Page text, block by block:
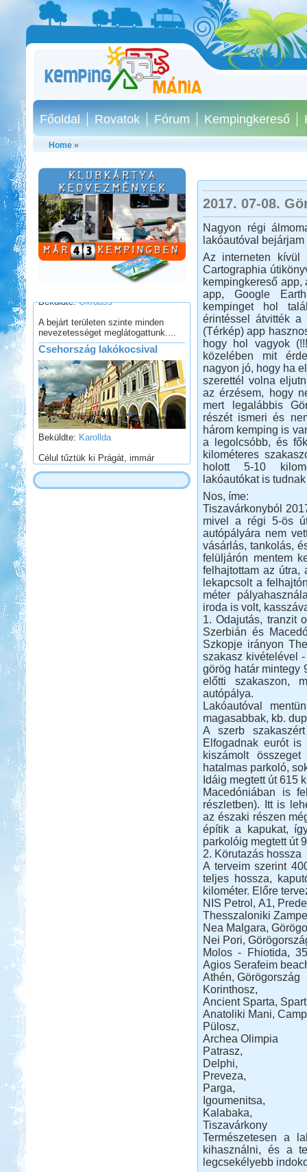
Főoldal Rovatok Fórum Kempingkereső
Home »
Kilenc hét lakóautóval
Norvégiában
nevezetességet meglátogattunk....
Csehország lakókocsival
Beküldte:Karollda
Célul tűztük ki Prágát, immár
lakókocsival...
Francia Nagykörút
2017. 07-08.
Nagyon régi
lakóautóval
Az interneten kívül
Cartographia
kempingkereső
app, Google
kempinget hol
érintéssel átvitték
(Térkép) app
hogy hol vagyok
közelében mit
nagyon jó, hogy ha
szerettél volna
az érzésem, hogy
mert legalábbis
részét ismeri és
három kemping is
a legolcsóbb, és
kilométeres
holott 5-10
lakóautókat is
Nos, íme:
Tiszavárkonyból
mivel a régi 5-ös
autópályára nem
vásárlás, tankolás,
felüljárón mentem
felhajtottam az útra,
lekapcsolt a
méter
iroda is volt,
1. Odajutás, tranzit
Szerbián és
Szkopje irányon
szakasz kivételével
görög határ mintegy
előtti szakaszon,
autópálya.
Lakóautóval
magasabbak, kb.
A szerb
Elfogadnak eurót
kiszámolt
hatalmas parkoló,
Idáig megtett út 615
Macedóniában is
részletben). Itt is
az északi részen
építik a kapukat,
parkolóig megtett út
2. Körutazás hossza
A terveim szerint
teljes hossza,
kilométer. Előre
NIS Petrol, А1,
Thesszaloniki
Nea Malgara,
Nei Pori,
Molos - Fhiotida,
Agios Serafeim
Athén, Görögország
Korinthosz,
Ancient Sparta,
Anatoliki Mani,
Pülosz,
Archea Olimpia
Patrasz,
Delphi,
Preveza,
Parga,
Igoumenitsa,
Kalabaka,
Tiszavárkony
Természetesen a
kihasználni, és a
legcsekélyebb